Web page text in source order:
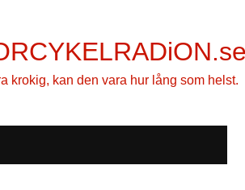
krokig, kan den vara hur lång som helst.